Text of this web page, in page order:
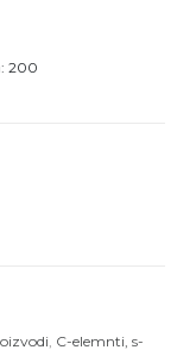
200
C-elemnti, s-